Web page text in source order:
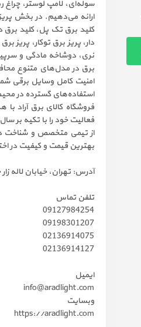
سوله‌ای، لامپ لوستر، چراغ
ارائه می‌دهیم. در بخش
کلید برق تک پل، کلید برق
دار، پریز برق توکار، پریز
نری، دوشاخه مادگی و
برق در مدل‌های متنوع
امنیت کامل وسایل برقی
استفاده‌های گسترده در
فروشگاه کالای برق آراد
فعالیت خود را با تکیه بر
از تیمی متخصص و شناخت
بهترین قیمت و کیفیت در
آدرس: تهران، خیابان لاله زار جنوبی،
تلفن تماس
09127984254
09198301207
02136914075
02136914127
ایمیل
info@aradlight.com
وبسایت
https://aradlight.com